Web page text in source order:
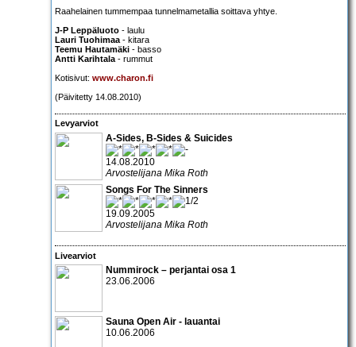
Raahelainen tummempaa tunnelmametallia soittava yhtye.
J-P Leppäluoto - laulu
Lauri Tuohimaa - kitara
Teemu Hautamäki - basso
Antti Karihtala - rummut
Kotisivut: www.charon.fi
(Päivitetty 14.08.2010)
Levyarviot
A-Sides, B-Sides & Suicides
14.08.2010
Arvostelijana Mika Roth
Songs For The Sinners
19.09.2005
Arvostelijana Mika Roth
Livearviot
Nummirock – perjantai osa 1
23.06.2006
Sauna Open Air - lauantai
10.06.2006